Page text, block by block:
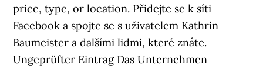
price, type, or location. Přidejte se k síti
Facebook a spojte se s uživatelem Kathrin
Baumeister a dalšími lidmi, které znáte.
Ungeprüfter Eintrag Das Unternehmen